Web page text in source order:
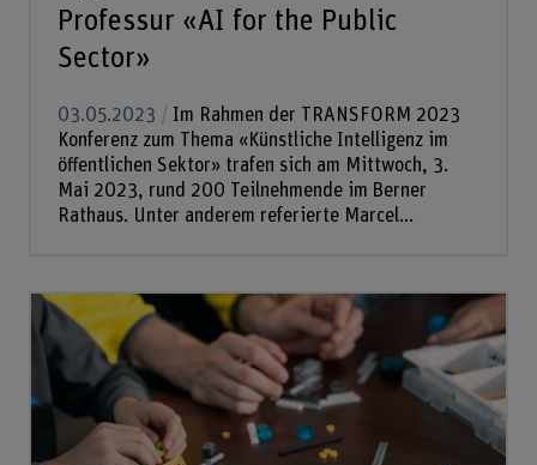
Professur «AI for the Public
Sector»
03.05.2023
Im Rahmen der TRANSFORM 2023
Konferenz zum Thema «Künstliche Intelligenz im
öffentlichen Sektor» trafen sich am Mittwoch, 3.
Mai 2023, rund 200 Teilnehmende im Berner
Rathaus. Unter anderem referierte Marcel...